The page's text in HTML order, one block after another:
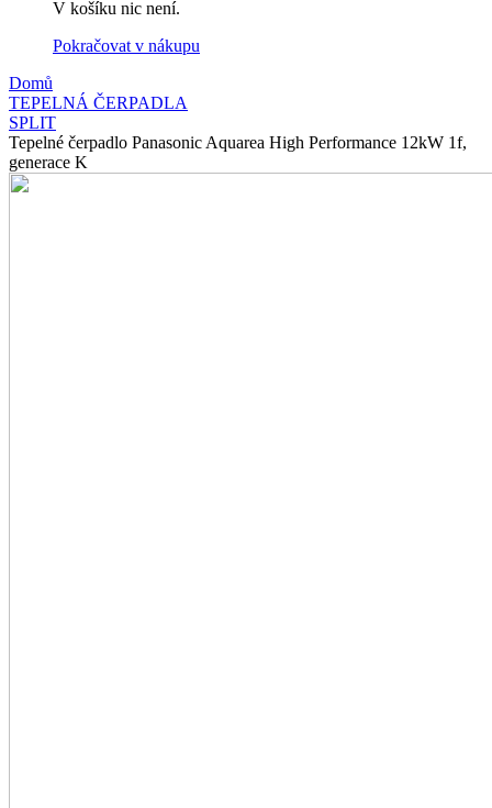
V košíku nic není.
Pokračovat v nákupu
Domů
TEPELNÁ ČERPADLA
SPLIT
Tepelné čerpadlo Panasonic Aquarea High Performance 12kW 1f,
generace K